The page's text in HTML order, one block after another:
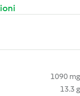
1090 mg
13.3 g